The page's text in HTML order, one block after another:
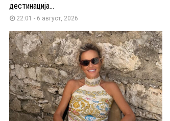
дестинација...
22:01 - 6 август, 2026